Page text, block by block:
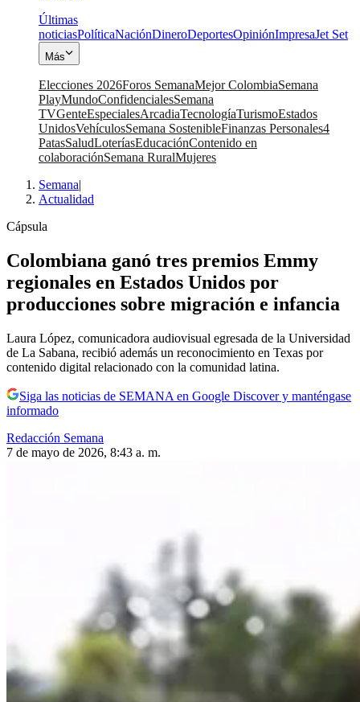
Últimas
noticiasPolíticaNaciónDineroDeportesOpiniónImpresaJet Set
Más
Elecciones 2026Foros SemanaMejor ColombiaSemana
PlayMundoConfidencialesSemana
TVGenteEspecialesArcadiaTecnologíaTurismoEstados
UnidosVehículosSemana SostenibleFinanzas Personales4
PatasSaludLoteríasEducaciónContenido en
colaboraciónSemana RuralMujeres
Semana|
Actualidad
Cápsula
Colombiana ganó tres premios Emmy
regionales en Estados Unidos por
producciones sobre migración e infancia
Laura López, comunicadora audiovisual egresada de la Universidad
de La Sabana, recibió además un reconocimiento en Texas por
contenido digital relacionado con la comunidad latina.
Siga las noticias de SEMANA en Google Discover y manténgase
informado
Redacción Semana
7 de mayo de 2026, 8:43 a. m.